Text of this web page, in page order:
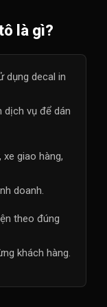
là gì?
dụng decal in
dịch vụ để dán
giao hàng,
doanh.
theo đúng
khách hàng.